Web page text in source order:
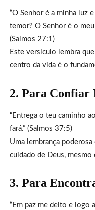
“O Senhor é a minha luz
temor? O Senhor é o
(Salmos 27:1)
Este versículo lembra
centro da vida é o
2. Para Confiar
“Entrega o teu caminho
fará.” (Salmos 37:5)
Uma lembrança
cuidado de Deus,
3. Para
“Em paz me deito e logo